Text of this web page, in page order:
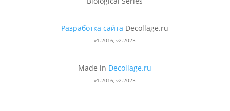
Разработка сайта Decollage.ru
v1.2016, v2.2023
Made in Decollage.ru
v1.2016, v2.2023